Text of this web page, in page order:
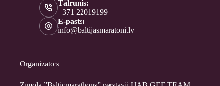
Tālrunis:
+371 22019199
E-pasts:
info@baltijasmaratoni.lv
Organizators